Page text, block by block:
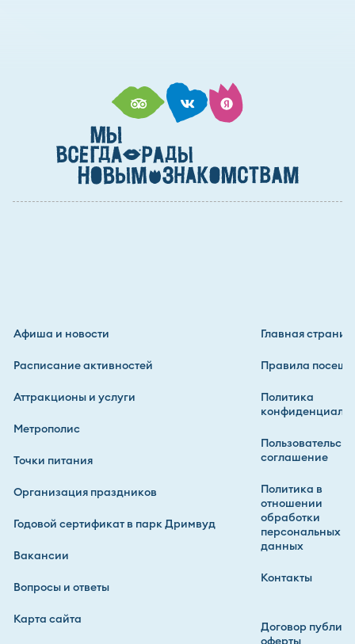
Афиша и новости
Расписание активностей
Аттракционы и услуги
Метрополис
Точки питания
Организация праздников
Годовой сертификат в парк Дримвуд
Вакансии
Вопросы и ответы
Карта сайта
Главная
Правила
Политика
соглашение
Политика в
отношении
обработки
персональных
данных
Контакты
Договор
оферты